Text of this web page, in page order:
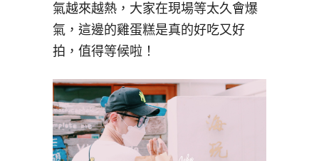
氣越來越熱，大家在現場等太久會爆
氣，這邊的雞蛋糕是真的好吃又好
拍，值得等候啦！